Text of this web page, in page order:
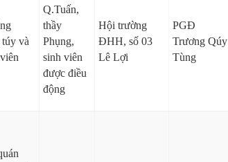
và
Q.Tuấn,
thầy
Phụng,
sinh viên
được điều
động
Hội trường
ĐHH, số 03
Lê Lợi
PGĐ
Trương Qúy
Tùng